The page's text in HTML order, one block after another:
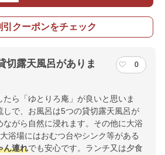
引クーポンをチェック
切露天風呂がありま
0
たら「ゆとりろ庵」が良いと思いま
しで、お風呂は5つの貸切露天風呂が
ながら自然に浸れます。その他に大浴
浴場にはおむつ台やシンク等がある
ん連れでも安心です。ランチ又は夕食